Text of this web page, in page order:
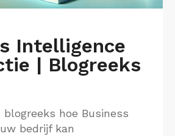
Intelligence
| Blogreeks
hoe Business
bedrijf kan